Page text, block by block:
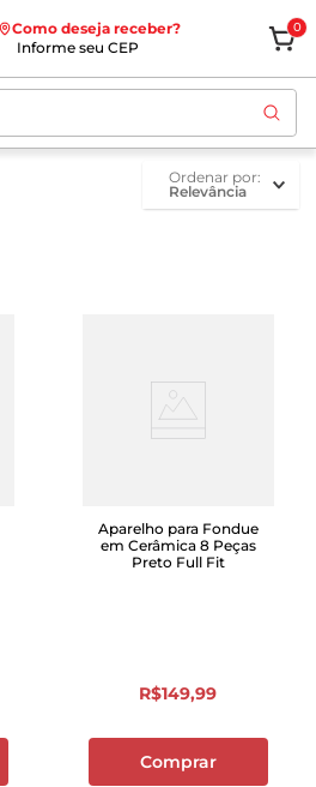
Como deseja receber?
Informe seu CEP
0
ordenar por
Relevância
Aparelho para Fondue
em Cerâmica 8 Peças
Preto Full Fit
R$149,99
Comprar